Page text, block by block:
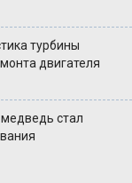
турбины
двигателя
стал